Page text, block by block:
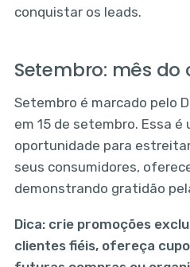
conquistar os leads.
Setembro: mês do
Setembro é marcado pelo
em 15 de setembro. Essa
oportunidade para
seus consumidores,
demonstrando gratidão
Dica: crie promoções
clientes fiéis, ofereça